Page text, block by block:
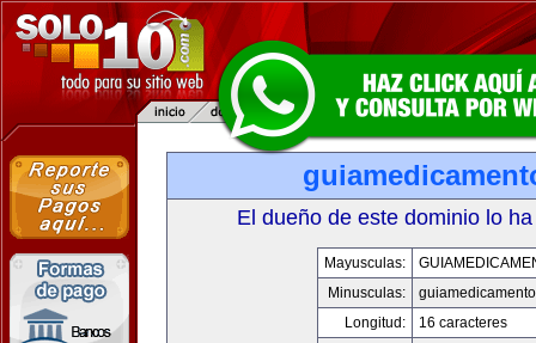
El dueño de este dominio lo
Mayusculas:
Minusculas:
Longitud:
16 caracteres